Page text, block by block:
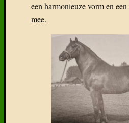
een harmonieuze vorm en
mee.